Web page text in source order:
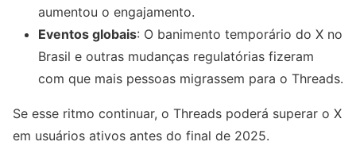
aumentou o engajamento.
Eventos globais: O banimento temporário do X no
Brasil e outras mudanças regulatórias fizeram
com que mais pessoas migrassem para o Threads.
Se esse ritmo continuar, o Threads poderá superar o X
em usuários ativos antes do final de 2025.